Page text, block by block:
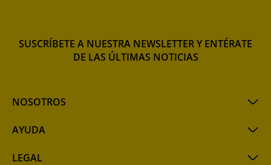
NOSOTROS
AYUDA
LEGAL
SUSCRÍBETE A NUESTRA NEWSLETTER Y ENTÉRATE
DE LAS ÚLTIMAS NOTICIAS